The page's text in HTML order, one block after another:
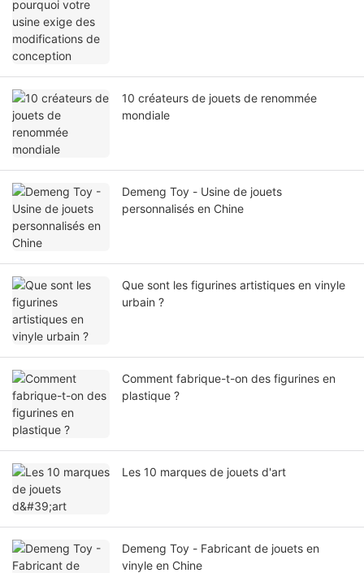
10 créateurs de jouets de renommée
mondiale
Demeng Toy - Usine de jouets
personnalisés en Chine
Que sont les figurines artistiques en vinyle
urbain ?
Comment fabrique-t-on des figurines en
plastique ?
Les 10 marques de jouets d'art
Demeng Toy - Fabricant de jouets en
vinyle en Chine